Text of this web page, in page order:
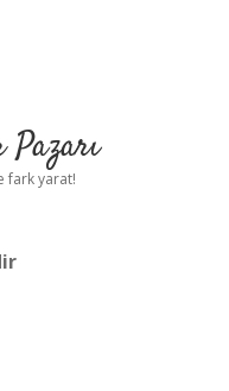
fark yarat!